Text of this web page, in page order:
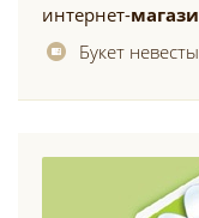
интернет-магази
Букет невесты